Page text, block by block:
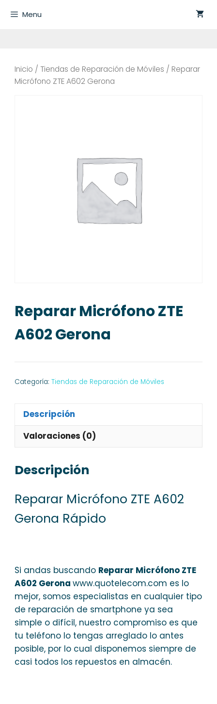
Menu
Inicio / Tiendas de Reparación de Móviles / Reparar
Micrófono ZTE A602 Gerona
Reparar Micrófono ZTE
A602 Gerona
Categoría: Tiendas de Reparación de Móviles
Descripción
Valoraciones (0)
Descripción
Reparar Micrófono ZTE A602
Gerona Rápido
Si andas buscando Reparar Micrófono ZTE
A602 Gerona www.quotelecom.com es lo
mejor, somos especialistas en cualquier tipo
de reparación de smartphone ya sea
simple o difícil, nuestro compromiso es que
tu teléfono lo tengas arreglado lo antes
posible, por lo cual disponemos siempre de
casi todos los repuestos en almacén.